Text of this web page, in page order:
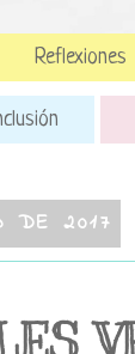
Reflexiones
DE 2017